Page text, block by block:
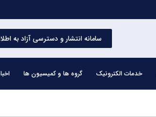
سامانه انتشار و دسترسی آزاد به
خدمات الکترونیک گروه ها و کمیسیون ها